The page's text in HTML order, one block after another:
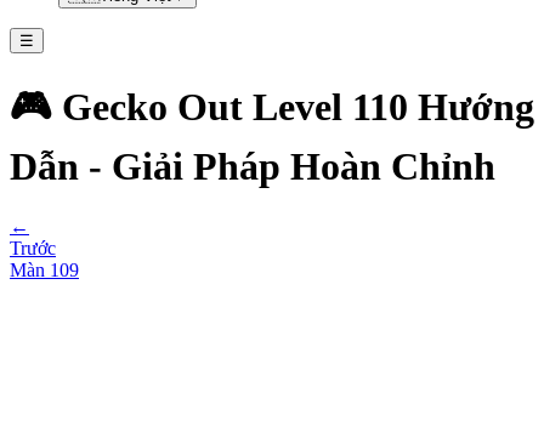
☰
🎮 Gecko Out Level 110 Hướng
Dẫn - Giải Pháp Hoàn Chỉnh
←
Trước
Màn 109